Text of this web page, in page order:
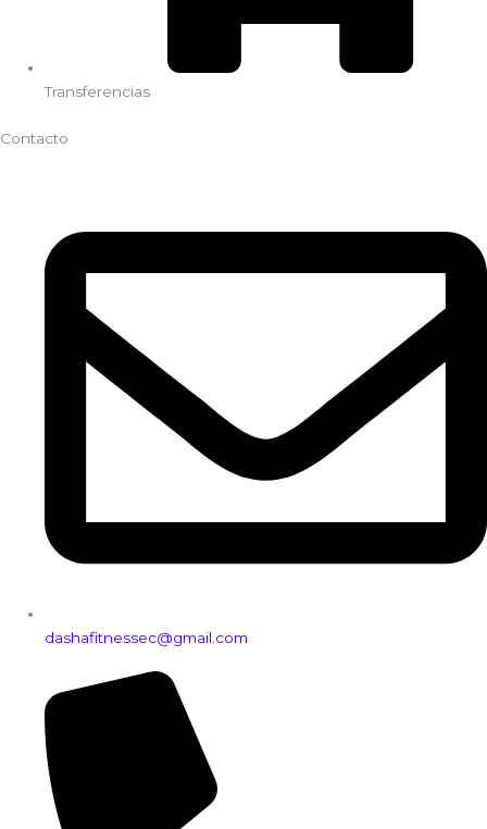
Transferencias
Contacto
dashafitnessec@gmail.com